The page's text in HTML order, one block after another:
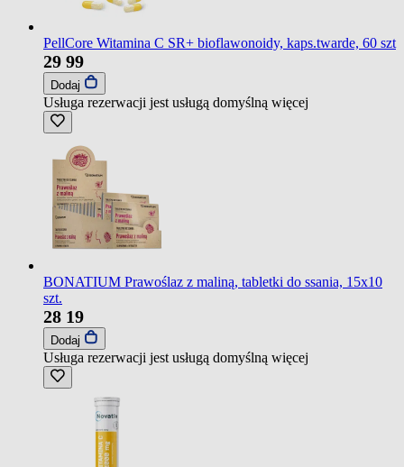
PellCore Witamina C SR+ bioflawonoidy, kaps.twarde, 60 szt
29 99
Dodaj
Usługa rezerwacji jest usługą domyślną więcej
BONATIUM Prawoślaz z maliną, tabletki do ssania, 15x10
szt.
28 19
Dodaj
Usługa rezerwacji jest usługą domyślną więcej